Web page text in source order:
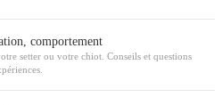
comportement
setter ou votre chiot. Conseils et questions